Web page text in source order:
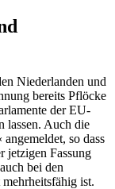
Niederlanden und
bereits Pflöcke
der EU-
lassen. Auch die
so dass
jetzigen Fassung
bei den
ist.